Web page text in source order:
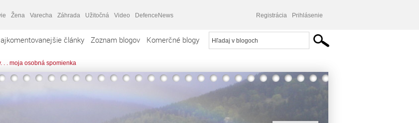
Žena Varecha Záhrada Užitočná Video DefenceNews Registrácia Prihlásenie
články Zoznam blogov Komerčné blogy
. . moja osobná spomienka